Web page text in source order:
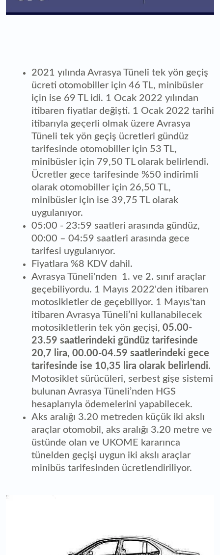
2021 yılında Avrasya Tüneli tek yön geçiş
ücreti otomobiller için 46 TL, minibüsler
için ise 69 TL idi. 1 Ocak 2022 yılından
itibaren fiyatlar değişti. 1 Ocak 2022 tarihi
itibarıyla geçerli olmak üzere Avrasya
Tüneli tek yön geçiş ücretleri gündüz
tarifesinde otomobiller için 53 TL,
minibüsler için 79,50 TL olarak belirlendi.
Ücretler gece tarifesinde %50 indirimli
olarak otomobiller için 26,50 TL,
minibüsler için ise 39,75 TL olarak
uygulanıyor.
05:00 - 23:59 saatleri arasında gündüz,
00:00 – 04:59 saatleri arasında gece
tarifesi uygulanıyor.
Fiyatlara %8 KDV dahil.
Avrasya Tüneli'nden 1. ve 2. sınıf araçlar
geçebiliyordu. 1 Mayıs 2022'den itibaren
motosikletler de geçebiliyor. 1 Mayıs'tan
itibaren Avrasya Tüneli’ni kullanabilecek
motosikletlerin tek yön geçişi, 05.00-
23.59 saatlerindeki gündüz tarifesinde
20,7 lira, 00.00-04.59 saatlerindeki gece
tarifesinde ise 10,35 lira olarak belirlendi.
Motosiklet sürücüleri, serbest gişe sistemi
bulunan Avrasya Tüneli’nden HGS
hesaplarıyla ödemelerini yapabilecek.
Aks aralığı 3.20 metreden küçük iki akslı
araçlar otomobil, aks aralığı 3.20 metre ve
üstünde olan ve UKOME kararınca
tünelden geçişi uygun iki akslı araçlar
minibüs tarifesinden ücretlendiriliyor.